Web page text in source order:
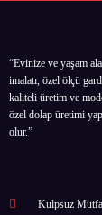
“Evinize ve yaşam
imalatı, özel ölçü
kaliteli üretim ve
özel dolap üretimi
olur.”
Kulpsuz